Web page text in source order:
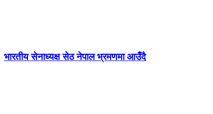
भारतीय सेनाध्यक्ष सेठ नेपाल भ्रमणमा आउँदै